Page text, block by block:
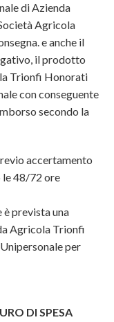
di Azienda
Agricola
e anche il
il prodotto
Trionfi Honorati
con conseguente
secondo la
accertamento
le 48/72 ore
è prevista una
Agricola Trionfi
per
DI SPESA